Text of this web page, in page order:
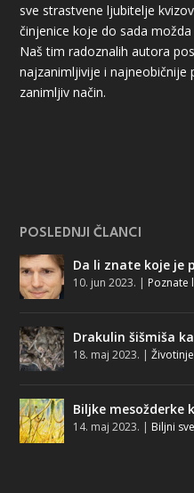
sve strastvene ljubitelje
činjenice koje do sada možda
Naš tim radoznalih autora
najzanimljivije i najneobičnije
zanimljiv način.
POSLEDNJI ČLANCI
Da li znate koje je
10. jun 2023. | Poznate
Drakulin šišmiša
18. maj 2023. |Životinje
Biljke mesožderke
14. maj 2023. | Biljni